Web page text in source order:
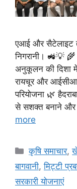
एआई और सैटेलाइट
निगरानी। 🚜💡
अनुकूलन की दिशा
रायचूर और
परियोजना 🌿
से सशक्त बनाने और
more
कृषि समाचार,
बागवानी,मि‌ट्टी
सरकारी योजनाएं